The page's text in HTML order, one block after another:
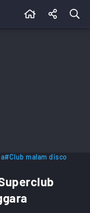
#Club malam disco